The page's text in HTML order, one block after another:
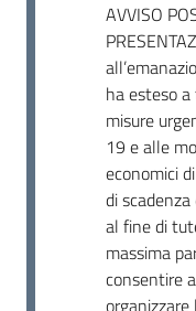
AVVISO
ha esteso
misure
19 e alle
economici
di
al fine di
massima
consentire